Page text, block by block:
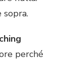
perché